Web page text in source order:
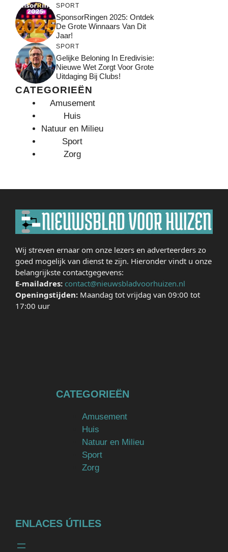
SPORT
SponsorRingen 2025: Ontdek
De Grote Winnaars Van Dit
Jaar!
SPORT
Gelijke Beloning In Eredivisie:
Nieuwe Wet Zorgt Voor Grote
Uitdaging Bij Clubs!
CATEGORIEËN
Amusement
Huis
Natuur en Milieu
Sport
Zorg
Wij streven ernaar om onze lezers en adverteerders zo
goed mogelijk van dienst te zijn. Hieronder vindt u onze
belangrijkste contactgegevens:
E-mailadres: contact@nieuwsbladvoorhuizen.nl
Openingstijden: Maandag tot vrijdag van 09:00 tot
17:00 uur
CATEGORIEËN
Amusement
Huis
Natuur en Milieu
Sport
Zorg
ENLACES ÚTILES